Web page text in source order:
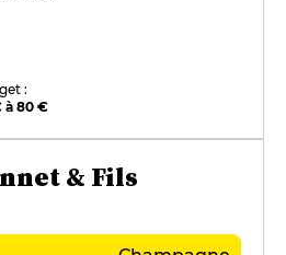
:
à 80 €
& Fils